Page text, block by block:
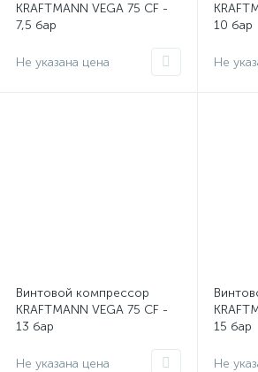
KRAFTMANN VEGA 75 CF -
7,5 бар
Не указана цена
10 бар
Не
Винтовой компрессор
KRAFTMANN VEGA 75 CF -
13 бар
Не указана цена
15 бар
Не